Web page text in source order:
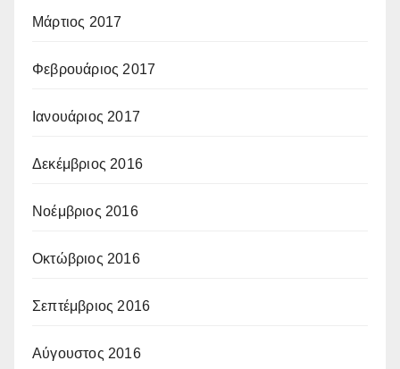
Μάρτιος 2017
Φεβρουάριος 2017
Ιανουάριος 2017
Δεκέμβριος 2016
Νοέμβριος 2016
Οκτώβριος 2016
Σεπτέμβριος 2016
Αύγουστος 2016